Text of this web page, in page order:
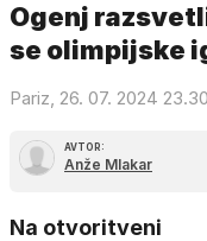
Ogenj
se olimpijske
Pariz, 26. 07. 2024 23.30
AVTOR:
Anže Mlakar
Na otvoritveni